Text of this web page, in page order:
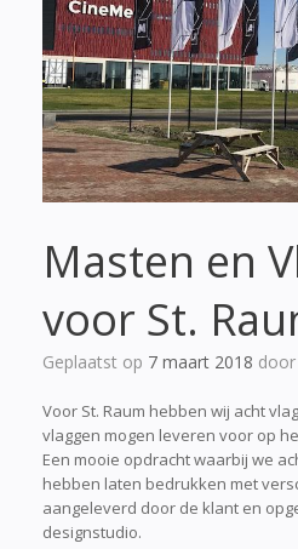
Masten en
voor St.
Geplaatst op 7 maart 2018 door
Voor St. Raum hebben wij acht
vlaggen mogen leveren voor op
Een mooie opdracht waarbij we
hebben laten bedrukken met
aangeleverd door de klant en
designstudio.